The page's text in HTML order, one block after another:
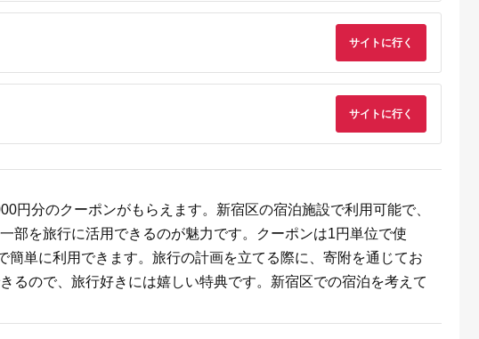
【御池クリニック】が
んドック PETベーシ
ックコース受診チケッ
ト
320,000
FABRIC TOKYO オー
ダーセットアップお仕
立て券 95,000円相当
石川 金沢 加賀百万石
加賀 百万石 北陸 北陸
復興 北陸支援
317,000
四季の宿 こよみ 宿泊
利用券 30,000円｜宿
泊 旅行 チケット 宿泊
券 旅行券 観光 国内旅
行 那須 栃木県 那須町
〔G-27〕
100,000
北軽井沢・八ッ場ダ
周辺ほか町内各所で
用可能な長野原町ふ
さと感謝券（3,000円
分）
サイトに行く
サイトに行く
円分のクーポンがもらえます。新宿区の宿泊施設で利用可能で、
部を旅行に活用できるのが魅力です。クーポンは1円単位で使
簡単に利用できます。旅行の計画を立てる際に、寄附を通じてお
るので、旅行好きには嬉しい特典です。新宿区での宿泊を考えて